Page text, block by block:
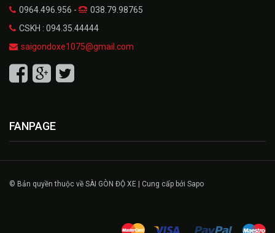
0964.496.956 -
038.79.98765
CSKH : 094.35.44444
saigondoxe1075@gmail.com
FANPAGE
© Bản quyền thuộc về SÀI GÒN ĐỘ XE | Cung cấp bởi Sapo